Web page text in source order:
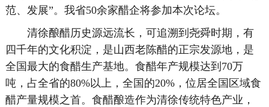
范、发展”。我省50余家醋企将参加本次论坛。
清徐酿醋历史源远流长，可追溯到尧舜时期，有
四千年的文化积淀，是山西老陈醋的正宗发源地，是
全国最大的食醋生产基地。食醋年产规模达到70万
吨，占全省的80%以上，全国的20%，位居全国区域食
醋产量规模之首。食醋酿造作为清徐传统特色产业，